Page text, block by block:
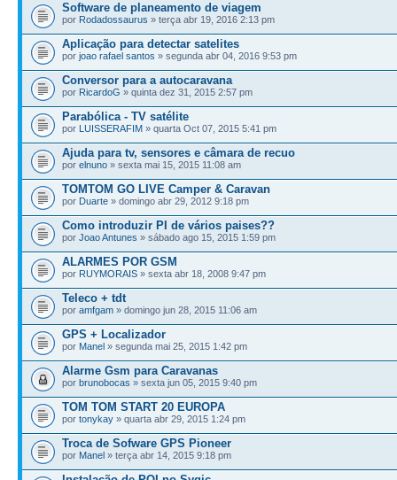
Software de planeamento de viagem
por Rodadossaurus » terça abr 19, 2016 2:13 pm
Aplicação para detectar satelites
por joao rafael santos » segunda abr 04, 2016 9:53 pm
Conversor para a autocaravana
por RicardoG » quinta dez 31, 2015 2:57 pm
Parabólica - TV satélite
por LUISSERAFIM » quarta Oct 07, 2015 5:41 pm
Ajuda para tv, sensores e câmara de recuo
por elnuno » sexta mai 15, 2015 11:08 am
TOMTOM GO LIVE Camper & Caravan
por Duarte » domingo abr 29, 2012 9:18 pm
Como introduzir PI de vários paises??
por Joao Antunes » sábado ago 15, 2015 1:59 pm
ALARMES POR GSM
por RUYMORAIS » sexta abr 18, 2008 9:47 pm
Teleco + tdt
por amfgam » domingo jun 28, 2015 11:06 am
GPS + Localizador
por Manel » segunda mai 25, 2015 1:42 pm
Alarme Gsm para Caravanas
por brunobocas » sexta jun 05, 2015 9:40 pm
TOM TOM START 20 EUROPA
por tonykay » quarta abr 29, 2015 1:24 pm
Troca de Sofware GPS Pioneer
por Manel » terça abr 14, 2015 9:18 pm